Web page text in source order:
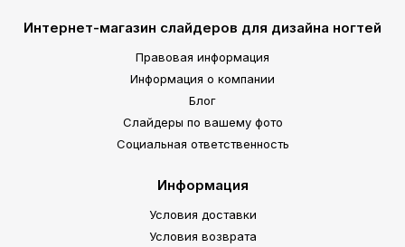
Интернет-магазин слайдеров для дизайна ногтей
Правовая информация
Информация о компании
Блог
Слайдеры по вашему фото
Социальная ответственность
Информация
Условия доставки
Условия возврата